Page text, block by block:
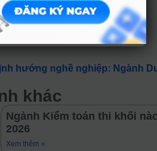
khác
Ngành Kiểm toán thi khối
2026
Xem thêm »